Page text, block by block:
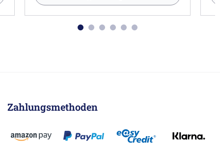
Zahlungsmethoden